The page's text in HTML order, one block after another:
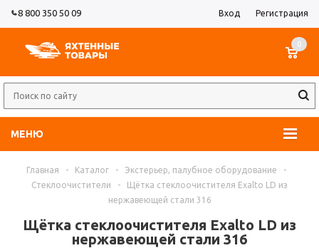
8 800 350 50 09 Вход Регистрация
МЕНЮ
0
Главная - Каталог - Экстерьер, палубное оборудование
-
Стеклоочистители
-
Щётка стеклоочистителя Exalto LD из
нержавеющей стали 316
Щётка стеклоочистителя Exalto LD из
нержавеющей стали 316